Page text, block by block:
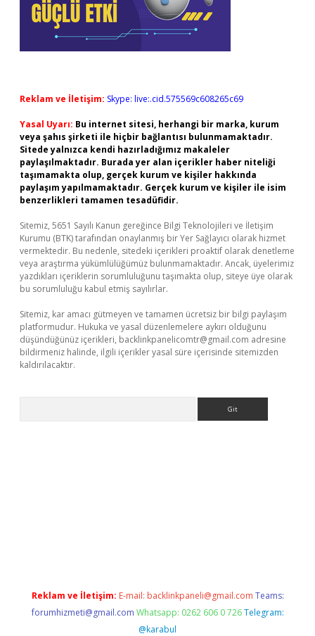
Reklam ve İletişim: Skype: live:.cid.575569c608265c69
Yasal Uyarı: Bu internet sitesi, herhangi bir marka, kurum
veya şahıs şirketi ile hiçbir bağlantısı bulunmamaktadır.
Sitede yalnızca kendi hazırladığımız makaleler
paylaşılmaktadır. Burada yer alan içerikler haber niteliği
taşımamakta olup, gerçek kurum ve kişiler hakkında
paylaşım yapılmamaktadır. Gerçek kurum ve kişiler ile isim
benzerlikleri tamamen tesadüfidir.
Sitemiz, 5651 Sayılı Kanun gereğince Bilgi Teknolojileri ve İletişim
Kurumu (BTK) tarafından onaylanmış bir Yer Sağlayıcı olarak hizmet
vermektedir. Bu nedenle, sitedeki içerikleri proaktif olarak denetleme
veya araştırma yükümlülüğümüz bulunmamaktadır. Ancak, üyelerimiz
yazdıkları içeriklerin sorumluluğunu taşımakta olup, siteye üye olarak
bu sorumluluğu kabul etmiş sayılırlar.
Sitemiz, kar amacı gütmeyen ve tamamen ücretsiz bir bilgi paylaşım
platformudur. Hukuka ve yasal düzenlemelere aykırı olduğunu
düşündüğünüz içerikleri, backlinkpanelicomtr@gmail.com adresine
bildirmeniz halinde, ilgili içerikler yasal süre içerisinde sitemizden
kaldırılacaktır.
Reklam ve İletişim: E-mail: backlinkpaneli@gmail.com Teams:
forumhizmeti@gmail.com Whatsapp: 0262 606 0 726 Telegram:
@karabul